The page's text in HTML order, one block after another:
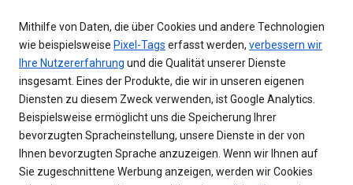
Mithilfe von Daten, die über Cookies und andere Technologien
wie beispielsweise Pixel-Tags erfasst werden, verbessern wir
Ihre Nutzererfahrung und die Qualität unserer Dienste
insgesamt. Eines der Produkte, die wir in unseren eigenen
Diensten zu diesem Zweck verwenden, ist Google Analytics.
Beispielsweise ermöglicht uns die Speicherung Ihrer
bevorzugten Spracheinstellung, unsere Dienste in der von
Ihnen bevorzugten Sprache anzuzeigen. Wenn wir Ihnen auf
Sie zugeschnittene Werbung anzeigen, werden wir Cookies